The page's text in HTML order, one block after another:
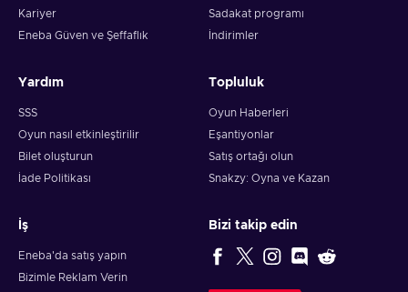
Kariyer
Eneba Güven ve Şeffaflık
Sadakat programı
İndirimler
Yardım
SSS
Oyun nasıl etkinleştirilir
Bilet oluşturun
İade Politikası
Topluluk
Oyun Haberleri
Eşantiyonlar
Satış ortağı olun
Snakzy: Oyna ve Kazan
İş
Eneba'da satış yapın
Bizimle Reklam Verin
Bizi takip edin